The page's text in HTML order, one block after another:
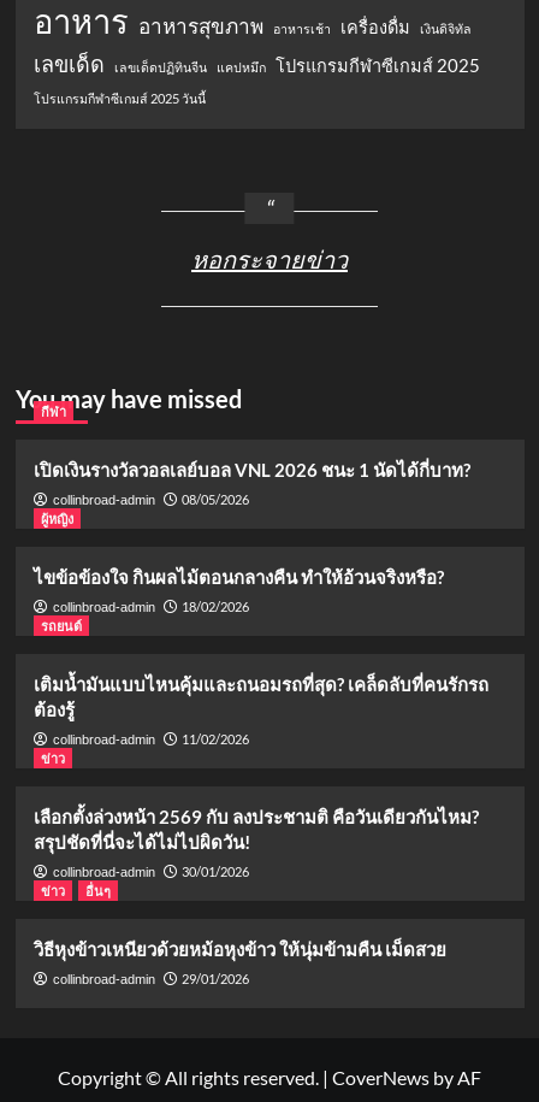
อาหาร อาหารสุขภาพ อาหารเช้า เครื่องดื่ม เงินดิจิทัล
เลขเด็ด เลขเด็ดปฏิทินจีน แคปหมึก โปรแกรมกีฬาซีเกมส์ 2025
โปรแกรมกีฬาซีเกมส์ 2025 วันนี้
หอกระจายข่าว
You may have missed
กีฬา
เปิดเงินรางวัลวอลเลย์บอล VNL 2026 ชนะ 1 นัดได้กี่บาท?
collinbroad-admin
08/05/2026
ผู้หญิง
ไขข้อข้องใจ กินผลไม้ตอนกลางคืน ทำให้อ้วนจริงหรือ?
collinbroad-admin
18/02/2026
รถยนต์
เติมน้ำมันแบบไหนคุ้มและถนอมรถที่สุด? เคล็ดลับที่คนรักรถ
ต้องรู้
collinbroad-admin
11/02/2026
ข่าว
เลือกตั้งล่วงหน้า 2569 กับ ลงประชามติ คือวันเดียวกันไหม?
สรุปชัดที่นี่จะได้ไม่ไปผิดวัน!
collinbroad-admin
30/01/2026
ข่าว
อื่นๆ
วิธีหุงข้าวเหนียวด้วยหม้อหุงข้าว ให้นุ่มข้ามคืน เม็ดสวย
collinbroad-admin 29/01/2026
Copyright © All rights reserved. | CoverNews by AF